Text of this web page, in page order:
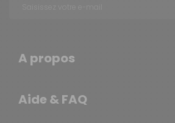
A propos
Blog – l’actualité du Réseau
Aide & FAQ